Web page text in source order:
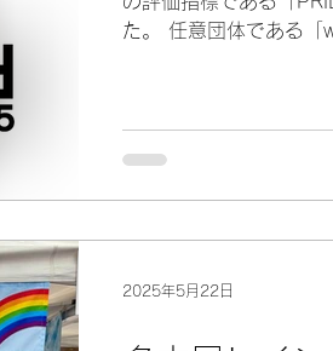
た。 任意団体である「
の「レインボー認定」
た。 ゴールド認定の企
2025年5月22日